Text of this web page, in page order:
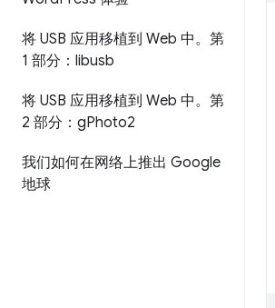
将 USB 应用移植到 Web 中。第
1 部分：libusb
将 USB 应用移植到 Web 中。第
2 部分：gPhoto2
我们如何在网络上推出 Google
地球